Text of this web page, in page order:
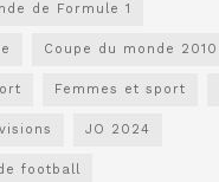
de Formule 1
Coupe du monde 2010
Femmes et sport
JO 2024
football